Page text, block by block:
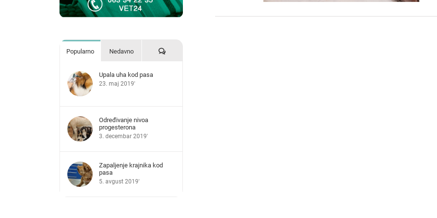
Popularno Nedavno Komentari
Upala uha kod pasa
23. maj 2019'
Određivanje nivoa
progesterona
3. decembar 2019'
Zapaljenje krajnika kod
pasa
5. avgust 2019'